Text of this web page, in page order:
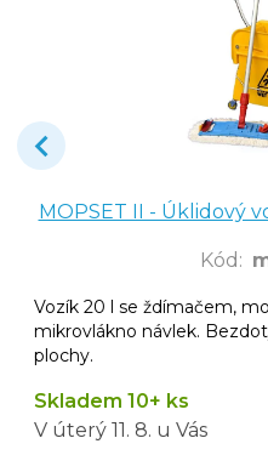
MOPSET II - Úklidový
Kód :
Vozík 20 l se ždímačem,
mikrovlákno návlek.
plochy.
Skladem 10+ ks
V úterý 11. 8. u Vás